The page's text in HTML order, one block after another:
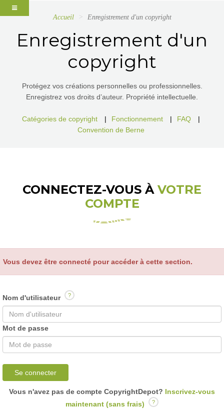
Accueil Enregistrement d'un copyright
Enregistrement d'un
copyright
Protégez vos créations personnelles ou professionnelles.
Enregistrez vos droits d’auteur. Propriété intellectuelle.
Catégories de copyright | Fonctionnement | FAQ
|
Convention de Berne
CONNECTEZ-VOUS À VOTRE
COMPTE
Vous devez être connecté pour accéder à cette section.
Nom d'utilisateur ?
Mot de passe
Se connecter
Vous n'avez pas de compte CopyrightDepot? Inscrivez-vous
maintenant (sans frais)
?